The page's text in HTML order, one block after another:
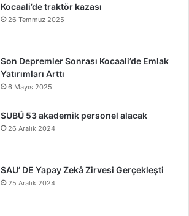
Kocaali’de traktör kazası
26 Temmuz 2025
Son Depremler Sonrası Kocaali’de Emlak
Yatırımları Arttı
6 Mayıs 2025
SUBÜ 53 akademik personel alacak
26 Aralık 2024
SAU’ DE Yapay Zekâ Zirvesi Gerçekleşti
25 Aralık 2024